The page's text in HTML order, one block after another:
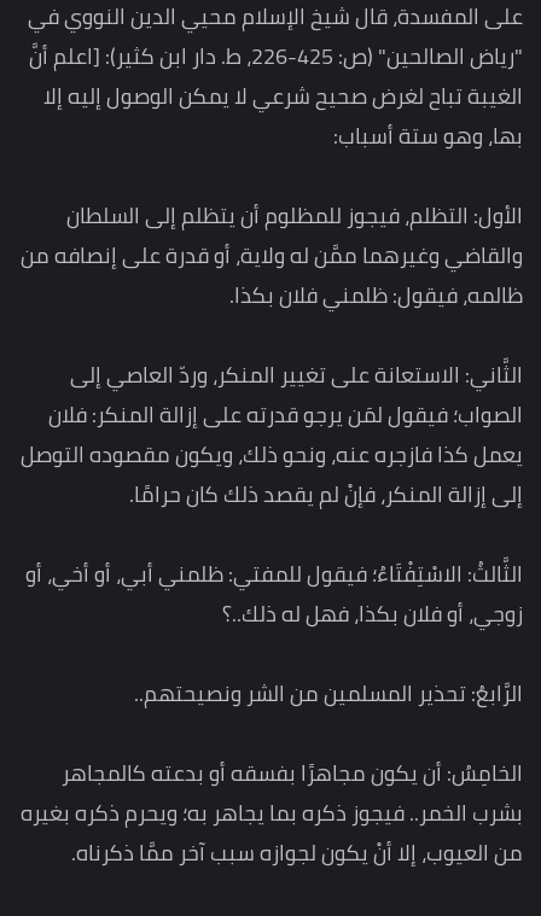
على المفسدة، قال شيخ الإسلام محيي الدين النووي في
"رياض الصالحين" (ص: 425-226، ط. دار ابن كثير): [اعلم أنَّ
الغيبة تباح لغرض صحيح شرعي لا يمكن الوصول إليه إلا
بها، وهو ستة أسباب:
الأول: التظلم، فيجوز للمظلوم أن يتظلم إلى السلطان
والقاضي وغيرهما ممَّن له ولاية، أو قدرة على إنصافه من
ظالمه، فيقول: ظلمني فلان بكذا.
الثَّاني: الاستعانة على تغيير المنكر، وردّ العاصي إلى
الصواب؛ فيقول لمَن يرجو قدرته على إزالة المنكر: فلان
يعمل كذا فازجره عنه، ونحو ذلك، ويكون مقصوده التوصل
إلى إزالة المنكر، فإنْ لم يقصد ذلك كان حرامًا.
الثَّالثُ: الاسْتِفْتَاءُ؛ فيقول للمفتي: ظلمني أبي، أو أخي، أو
زوجي، أو فلان بكذا، فهل له ذلك..؟
الرَّابعُ: تحذير المسلمين من الشر ونصيحتهم..
الخامِسُ: أن يكون مجاهرًا بفسقه أو بدعته كالمجاهر
بشرب الخمر.. فيجوز ذكره بما يجاهر به؛ ويحرم ذكره بغيره
من العيوب، إلا أنْ يكون لجوازه سبب آخر ممَّا ذكرناه.